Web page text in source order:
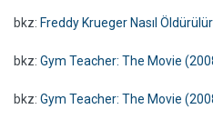
bkz: Freddy Krueger Nasıl
bkz: Gym Teacher: The Movie
bkz: Gym Teacher: The Movie